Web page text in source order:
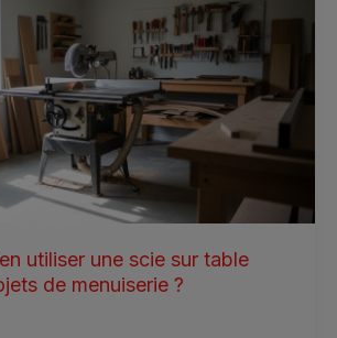
utiliser une scie sur table
de menuiserie ?